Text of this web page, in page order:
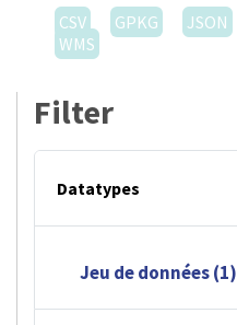
CSV
GPKG JSON
WMS
Filter
Datatypes
Jeu de données (1)